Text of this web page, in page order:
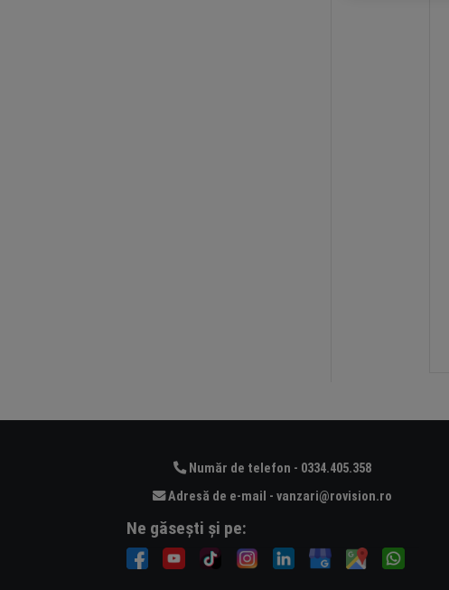
Număr de telefon - 0334.405.358
Adresă de e-mail - vanzari@rovision.ro
Ne găsești și pe: